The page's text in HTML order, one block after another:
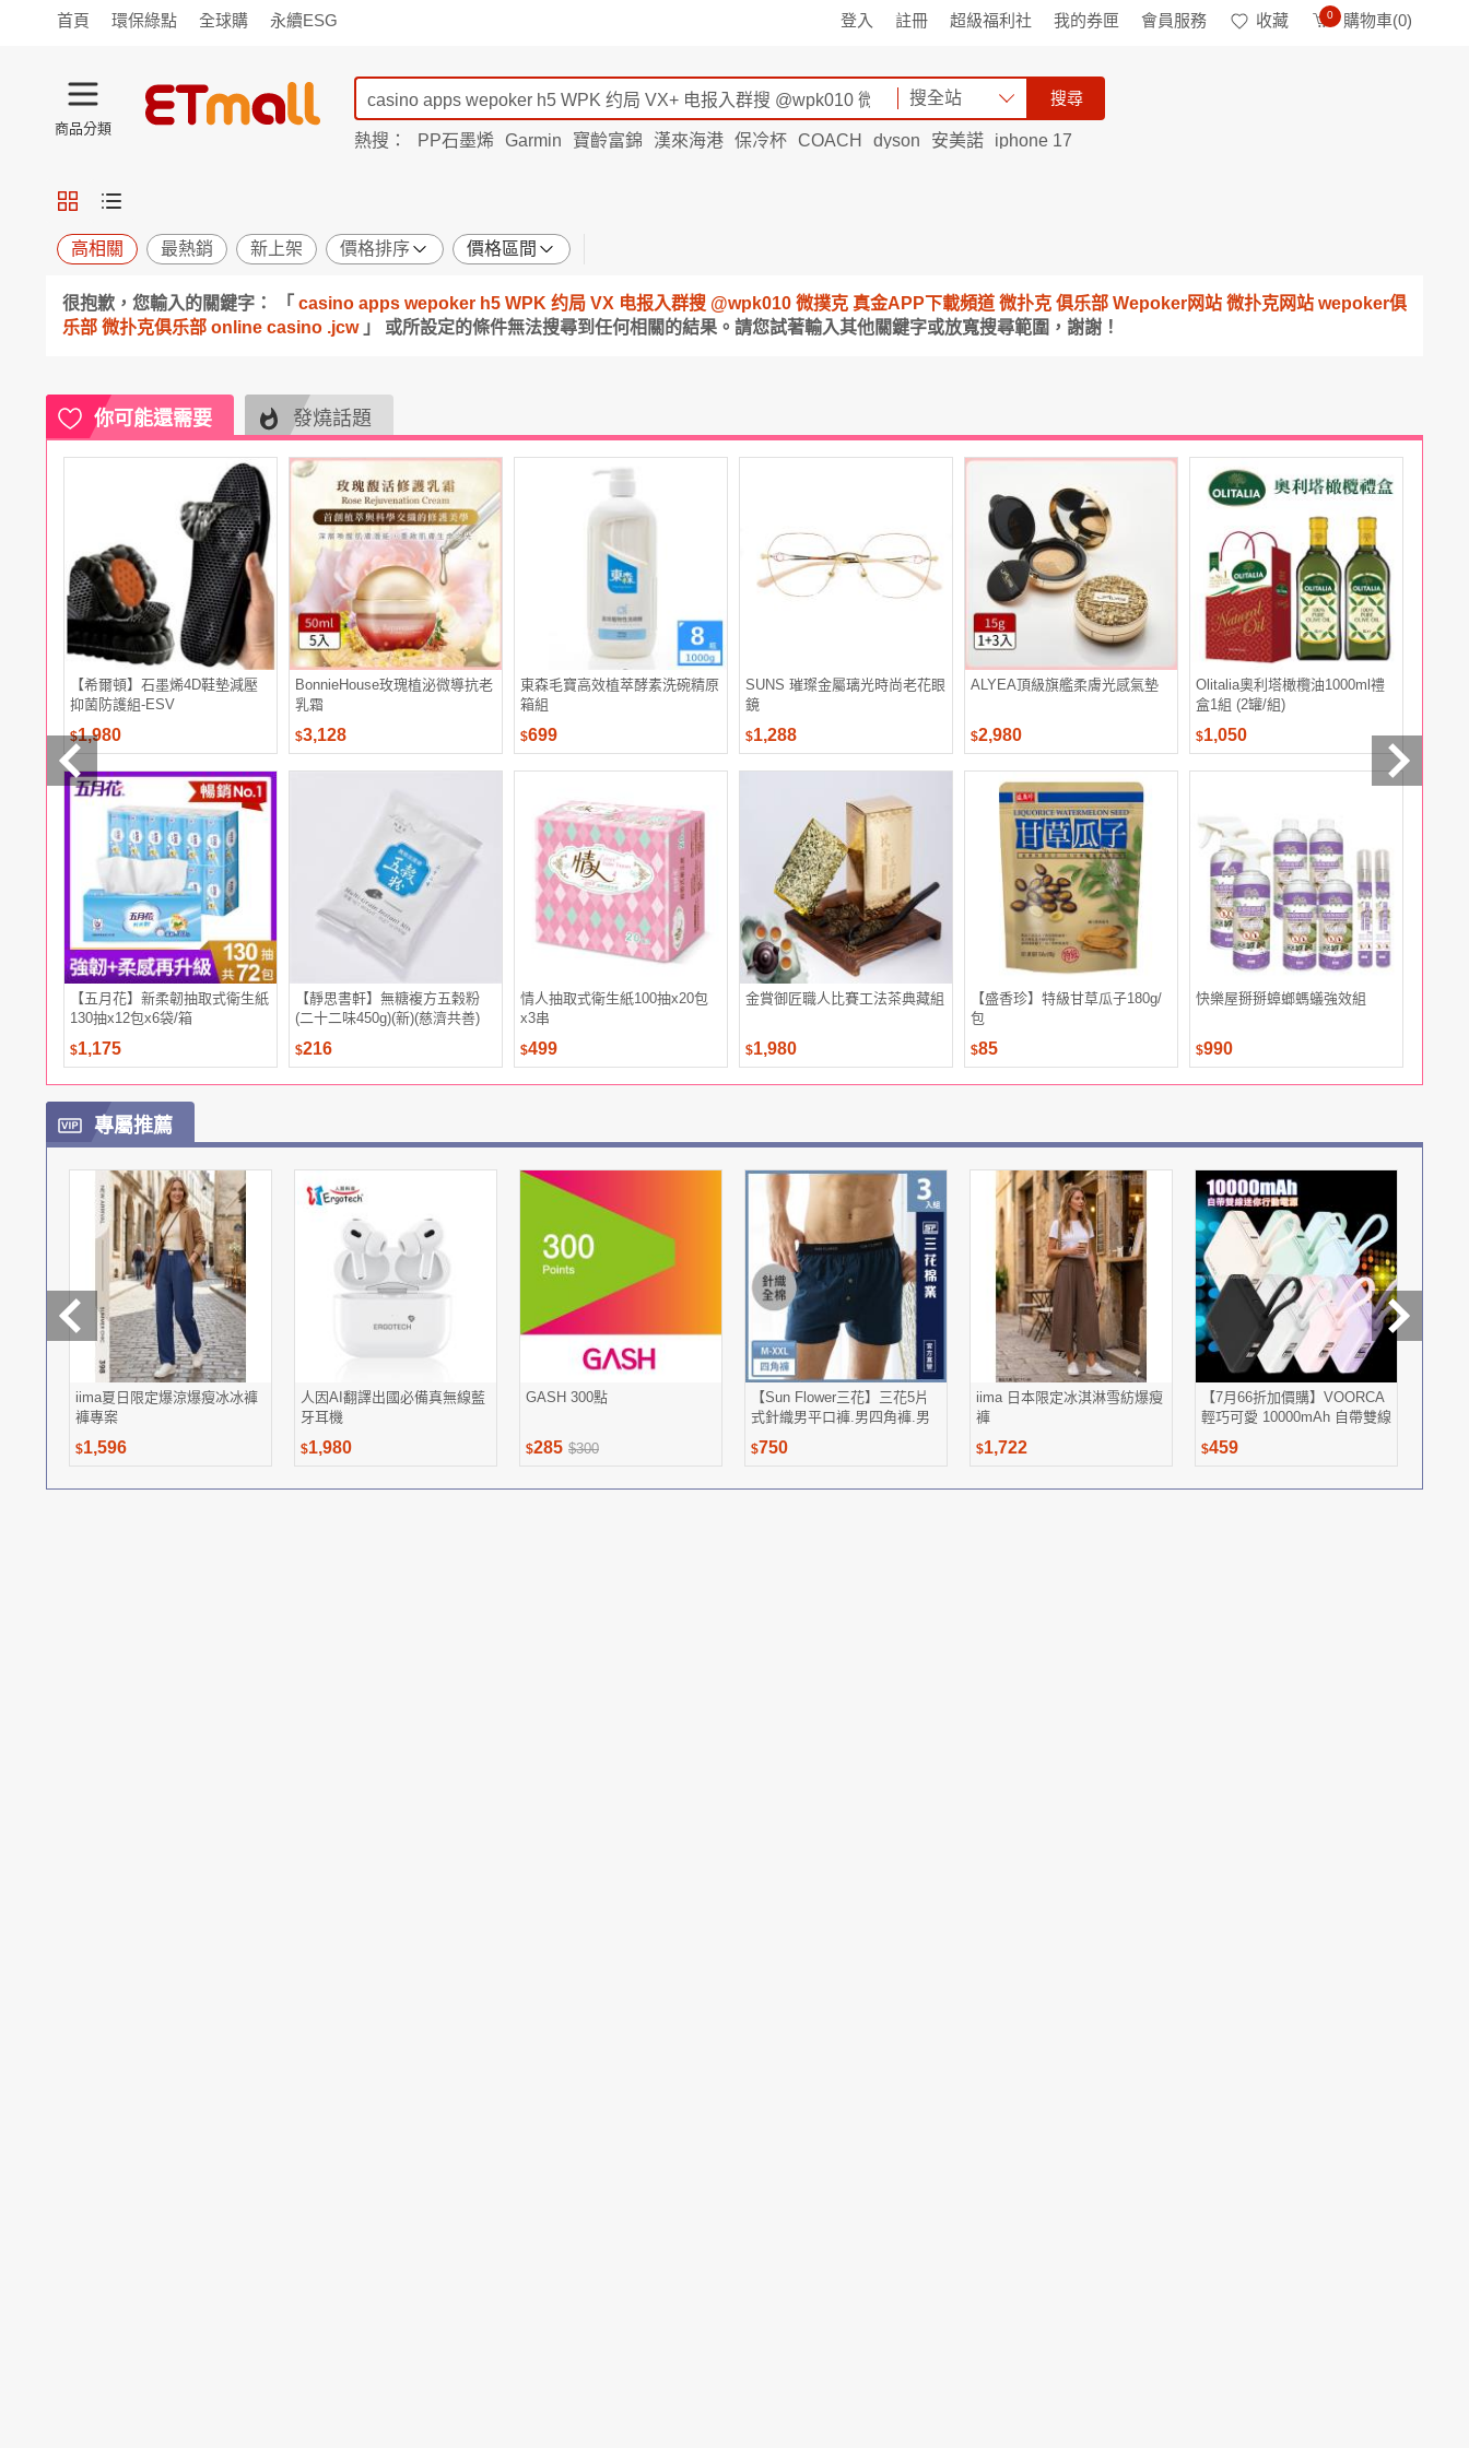
首頁 環保綠點 全球購 永續ESG 登入 註冊 超級福利社 我的券匣 會員服務 收藏 0 購物車(0)
商品分類
旅遊
寵物
保健
用品 機能
窈窕
日用
紙品 清潔
口腔
鍋具
杯瓶 廚衛
休閒
寢具
家具 收納
宗教
Apple
小米 手機平板
穿戴
廚房
電玩
耳機
彩妝 香氛
搜全站 搜尋
熱搜： PP石墨烯 Garmin 寶齡富錦 漢來海港 保冷杯 COACH dyson 安美諾
iphone 17
高相關 最熱銷 新上架 價格排序 價格區間
很抱歉，您輸入的關鍵字： 「 casino apps wepoker h5 WPK 约局 VX 电报入群搜 @wpk010 微撲克 真金APP下載頻道 微扑克 俱乐部 Wepoker网站 微扑克网站 wepoker俱
乐部 微扑克俱乐部 online casino .jcw 」 或所設定的條件無法搜尋到任何相關的結果。請您試著輸入其他關鍵字或放寬搜尋範圍，謝謝！
你可能還需要 發燒話題
【希爾頓】石墨烯4D鞋墊減壓
抑菌防護組-ESV
$1,980
BonnieHouse玫瑰植泌微導抗老
乳霜
$3,128
東森毛寶高效植萃酵素洗碗精原
箱組
$699
SUNS 璀璨金屬璃光時尚老花眼
鏡
$1,288
ALYEA頂級旗艦柔膚光感氣墊
$2,980
Olitalia奧利塔橄欖油1000ml禮
盒1組 (2罐/組)
$1,050
【五月花】新柔韌抽取式衛生紙
130抽x12包x6袋/箱
$1,175
【靜思書軒】無糖複方五榖粉
(二十二味450g)(新)(慈濟共善)
$216
情人抽取式衛生紙100抽x20包
x3串
$499
金賞御匠職人比賽工法茶典藏組
$1,980
【盛香珍】特級甘草瓜子180g/
包
$85
快樂屋掰掰蟑螂螞蟻強效組
$990
$1,999
專屬推薦
iima夏日限定爆涼爆瘦冰冰褲
褲專案
$1,596
人因AI翻譯出國必備真無線藍
牙耳機
$1,980
GASH 300點
$285 $300
【Sun Flower三花】三花5片
式針織男平口褲.男四角褲.男
內褲(3件組)
$750
iima 日本限定冰淇淋雪紡爆瘦
褲
$1,722
【7月66折加價購】VOORCA
輕巧可愛 10000mAh 自帶雙線
迷你行動電源
$459